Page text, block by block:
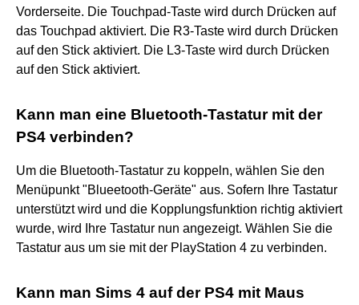
Vorderseite. Die Touchpad-Taste wird durch Drücken auf
das Touchpad aktiviert. Die R3-Taste wird durch Drücken
auf den Stick aktiviert. Die L3-Taste wird durch Drücken
auf den Stick aktiviert.
Kann man eine Bluetooth-Tastatur mit der
PS4 verbinden?
Um die Bluetooth-Tastatur zu koppeln, wählen Sie den
Menüpunkt "Blueetooth-Geräte" aus. Sofern Ihre Tastatur
unterstützt wird und die Kopplungsfunktion richtig aktiviert
wurde, wird Ihre Tastatur nun angezeigt. Wählen Sie die
Tastatur aus um sie mit der PlayStation 4 zu verbinden.
Kann man Sims 4 auf der PS4 mit Maus